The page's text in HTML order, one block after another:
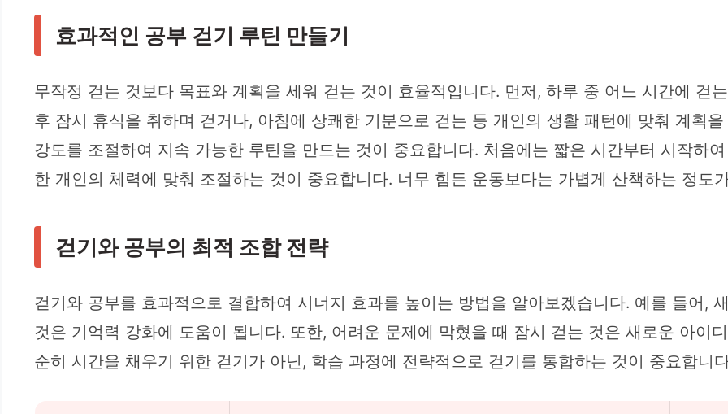
효과적인 공부 걷기 루틴 만들기
무작정 걷는 것보다 목표와 계획을 세워 걷는 것이 효율적입니다. 먼저, 하루 중 어느 시간에 걷
후 잠시 휴식을 취하며 걷거나, 아침에 상쾌한 기분으로 걷는 등 개인의 생활 패턴에 맞춰 계획
강도를 조절하여 지속 가능한 루틴을 만드는 것이 중요합니다. 처음에는 짧은 시간부터 시작하
한 개인의 체력에 맞춰 조절하는 것이 중요합니다. 너무 힘든 운동보다는 가볍게 산책하는 정도
걷기와 공부의 최적 조합 전략
걷기와 공부를 효과적으로 결합하여 시너지 효과를 높이는 방법을 알아보겠습니다. 예를 들어,
것은 기억력 강화에 도움이 됩니다. 또한, 어려운 문제에 막혔을 때 잠시 걷는 것은 새로운 아이
순히 시간을 채우기 위한 걷기가 아닌, 학습 과정에 전략적으로 걷기를 통합하는 것이 중요합니